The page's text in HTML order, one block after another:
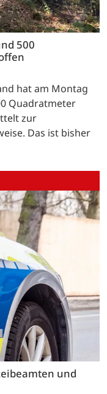
500
hat am Montag
Quadratmeter
zur
Das ist bisher
und